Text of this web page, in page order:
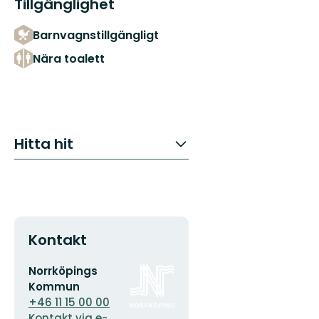
Tillgänglighet
Barnvagnstillgängligt
Nära toalett
Hitta hit
Kontakt
E-
postadress
Norrköpings
Kommun
+46 11 15 00 00